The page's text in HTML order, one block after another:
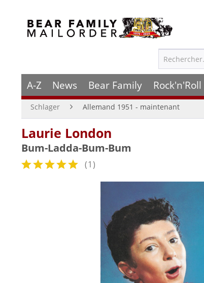
A-Z News Bear Family Rock'n'Roll
Schlager Allemand 1951 - maintenant
Laurie London
Bum-Ladda-Bum-Bum
(1)